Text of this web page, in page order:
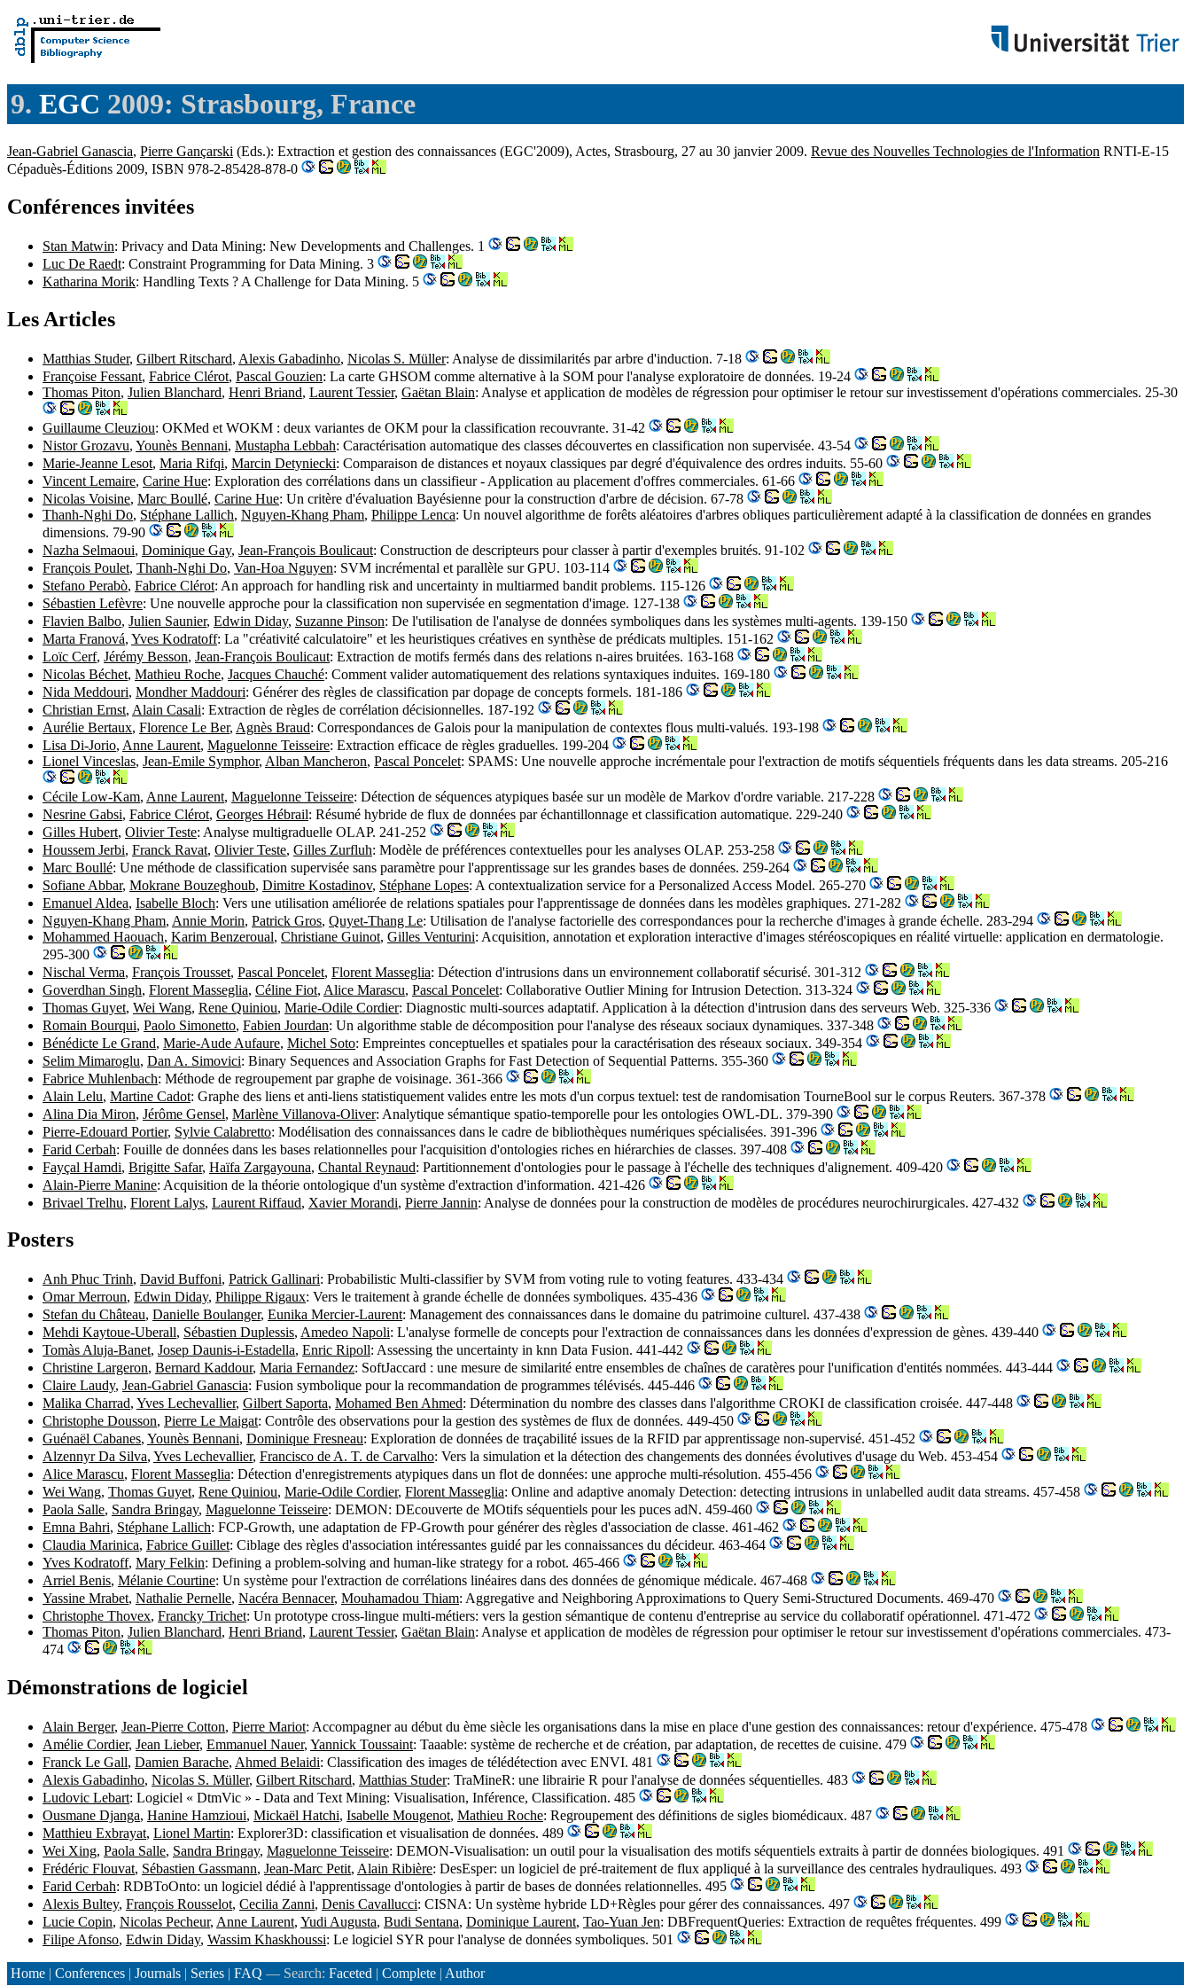
9. EGC 2009: Strasbourg, France
Jean-Gabriel Ganascia, Pierre Gançarski (Eds.): Extraction et gestion des connaissances (EGC'2009), Actes, Strasbourg, 27 au 30 janvier 2009. Revue des Nouvelles Technologies de l'Information RNTI-E-15
Cépaduès-Éditions 2009, ISBN 978-2-85428-878-0
Conférences invitées
Stan Matwin: Privacy and Data Mining: New Developments and Challenges. 1
Luc De Raedt: Constraint Programming for Data Mining. 3
Katharina Morik: Handling Texts ? A Challenge for Data Mining. 5
Les Articles
Matthias Studer, Gilbert Ritschard, Alexis Gabadinho, Nicolas S. Müller: Analyse de dissimilarités par arbre d'induction. 7-18
Françoise Fessant, Fabrice Clérot, Pascal Gouzien: La carte GHSOM comme alternative à la SOM pour l'analyse exploratoire de données. 19-24
Thomas Piton, Julien Blanchard, Henri Briand, Laurent Tessier, Gaëtan Blain: Analyse et application de modèles de régression pour optimiser le retour sur investissement d'opérations commerciales. 25-30
Guillaume Cleuziou: OKMed et WOKM : deux variantes de OKM pour la classification recouvrante. 31-42
Nistor Grozavu, Younès Bennani, Mustapha Lebbah: Caractérisation automatique des classes découvertes en classification non supervisée. 43-54
Marie-Jeanne Lesot, Maria Rifqi, Marcin Detyniecki: Comparaison de distances et noyaux classiques par degré d'équivalence des ordres induits. 55-60
Vincent Lemaire, Carine Hue: Exploration des corrélations dans un classifieur - Application au placement d'offres commerciales. 61-66
Nicolas Voisine, Marc Boullé, Carine Hue: Un critère d'évaluation Bayésienne pour la construction d'arbre de décision. 67-78
Thanh-Nghi Do, Stéphane Lallich, Nguyen-Khang Pham, Philippe Lenca: Un nouvel algorithme de forêts aléatoires d'arbres obliques particulièrement adapté à la classification de données en grandes
dimensions. 79-90
Nazha Selmaoui, Dominique Gay, Jean-François Boulicaut: Construction de descripteurs pour classer à partir d'exemples bruités. 91-102
François Poulet, Thanh-Nghi Do, Van-Hoa Nguyen: SVM incrémental et parallèle sur GPU. 103-114
Stefano Perabò, Fabrice Clérot: An approach for handling risk and uncertainty in multiarmed bandit problems. 115-126
Sébastien Lefèvre: Une nouvelle approche pour la classification non supervisée en segmentation d'image. 127-138
Flavien Balbo, Julien Saunier, Edwin Diday, Suzanne Pinson: De l'utilisation de l'analyse de données symboliques dans les systèmes multi-agents. 139-150
Marta Franová, Yves Kodratoff: La "créativité calculatoire" et les heuristiques créatives en synthèse de prédicats multiples. 151-162
Loïc Cerf, Jérémy Besson, Jean-François Boulicaut: Extraction de motifs fermés dans des relations n-aires bruitées. 163-168
Nicolas Béchet, Mathieu Roche, Jacques Chauché: Comment valider automatiquement des relations syntaxiques induites. 169-180
Nida Meddouri, Mondher Maddouri: Générer des règles de classification par dopage de concepts formels. 181-186
Christian Ernst, Alain Casali: Extraction de règles de corrélation décisionnelles. 187-192
Aurélie Bertaux, Florence Le Ber, Agnès Braud: Correspondances de Galois pour la manipulation de contextes flous multi-valués. 193-198
Lisa Di-Jorio, Anne Laurent, Maguelonne Teisseire: Extraction efficace de règles graduelles. 199-204
Lionel Vinceslas, Jean-Emile Symphor, Alban Mancheron, Pascal Poncelet: SPAMS: Une nouvelle approche incrémentale pour l'extraction de motifs séquentiels fréquents dans les data streams. 205-216
Cécile Low-Kam, Anne Laurent, Maguelonne Teisseire: Détection de séquences atypiques basée sur un modèle de Markov d'ordre variable. 217-228
Nesrine Gabsi, Fabrice Clérot, Georges Hébrail: Résumé hybride de flux de données par échantillonnage et classification automatique. 229-240
Gilles Hubert, Olivier Teste: Analyse multigraduelle OLAP. 241-252
Houssem Jerbi, Franck Ravat, Olivier Teste, Gilles Zurfluh: Modèle de préférences contextuelles pour les analyses OLAP. 253-258
Marc Boullé: Une méthode de classification supervisée sans paramètre pour l'apprentissage sur les grandes bases de données. 259-264
Sofiane Abbar, Mokrane Bouzeghoub, Dimitre Kostadinov, Stéphane Lopes: A contextualization service for a Personalized Access Model. 265-270
Emanuel Aldea, Isabelle Bloch: Vers une utilisation améliorée de relations spatiales pour l'apprentissage de données dans les modèles graphiques. 271-282
Nguyen-Khang Pham, Annie Morin, Patrick Gros, Quyet-Thang Le: Utilisation de l'analyse factorielle des correspondances pour la recherche d'images à grande échelle. 283-294
Mohammed Haouach, Karim Benzeroual, Christiane Guinot, Gilles Venturini: Acquisition, annotation et exploration interactive d'images stéréoscopiques en réalité virtuelle: application en dermatologie.
295-300
Nischal Verma, François Trousset, Pascal Poncelet, Florent Masseglia: Détection d'intrusions dans un environnement collaboratif sécurisé. 301-312
Goverdhan Singh, Florent Masseglia, Céline Fiot, Alice Marascu, Pascal Poncelet: Collaborative Outlier Mining for Intrusion Detection. 313-324
Thomas Guyet, Wei Wang, Rene Quiniou, Marie-Odile Cordier: Diagnostic multi-sources adaptatif. Application à la détection d'intrusion dans des serveurs Web. 325-336
Romain Bourqui, Paolo Simonetto, Fabien Jourdan: Un algorithme stable de décomposition pour l'analyse des réseaux sociaux dynamiques. 337-348
Bénédicte Le Grand, Marie-Aude Aufaure, Michel Soto: Empreintes conceptuelles et spatiales pour la caractérisation des réseaux sociaux. 349-354
Selim Mimaroglu, Dan A. Simovici: Binary Sequences and Association Graphs for Fast Detection of Sequential Patterns. 355-360
Fabrice Muhlenbach: Méthode de regroupement par graphe de voisinage. 361-366
Alain Lelu, Martine Cadot: Graphe des liens et anti-liens statistiquement valides entre les mots d'un corpus textuel: test de randomisation TourneBool sur le corpus Reuters. 367-378
Alina Dia Miron, Jérôme Gensel, Marlène Villanova-Oliver: Analytique sémantique spatio-temporelle pour les ontologies OWL-DL. 379-390
Pierre-Edouard Portier, Sylvie Calabretto: Modélisation des connaissances dans le cadre de bibliothèques numériques spécialisées. 391-396
Farid Cerbah: Fouille de données dans les bases relationnelles pour l'acquisition d'ontologies riches en hiérarchies de classes. 397-408
Fayçal Hamdi, Brigitte Safar, Haïfa Zargayouna, Chantal Reynaud: Partitionnement d'ontologies pour le passage à l'échelle des techniques d'alignement. 409-420
Alain-Pierre Manine: Acquisition de la théorie ontologique d'un système d'extraction d'information. 421-426
Brivael Trelhu, Florent Lalys, Laurent Riffaud, Xavier Morandi, Pierre Jannin: Analyse de données pour la construction de modèles de procédures neurochirurgicales. 427-432
Posters
Anh Phuc Trinh, David Buffoni, Patrick Gallinari: Probabilistic Multi-classifier by SVM from voting rule to voting features. 433-434
Omar Merroun, Edwin Diday, Philippe Rigaux: Vers le traitement à grande échelle de données symboliques. 435-436
Stefan du Château, Danielle Boulanger, Eunika Mercier-Laurent: Management des connaissances dans le domaine du patrimoine culturel. 437-438
Mehdi Kaytoue-Uberall, Sébastien Duplessis, Amedeo Napoli: L'analyse formelle de concepts pour l'extraction de connaissances dans les données d'expression de gènes. 439-440
Tomàs Aluja-Banet, Josep Daunis-i-Estadella, Enric Ripoll: Assessing the uncertainty in knn Data Fusion. 441-442
Christine Largeron, Bernard Kaddour, Maria Fernandez: SoftJaccard : une mesure de similarité entre ensembles de chaînes de caratères pour l'unification d'entités nommées. 443-444
Claire Laudy, Jean-Gabriel Ganascia: Fusion symbolique pour la recommandation de programmes télévisés. 445-446
Malika Charrad, Yves Lechevallier, Gilbert Saporta, Mohamed Ben Ahmed: Détermination du nombre des classes dans l'algorithme CROKI de classification croisée. 447-448
Christophe Dousson, Pierre Le Maigat: Contrôle des observations pour la gestion des systèmes de flux de données. 449-450
Guénaël Cabanes, Younès Bennani, Dominique Fresneau: Exploration de données de traçabilité issues de la RFID par apprentissage non-supervisé. 451-452
Alzennyr Da Silva, Yves Lechevallier, Francisco de A. T. de Carvalho: Vers la simulation et la détection des changements des données évolutives d'usage du Web. 453-454
Alice Marascu, Florent Masseglia: Détection d'enregistrements atypiques dans un flot de données: une approche multi-résolution. 455-456
Wei Wang, Thomas Guyet, Rene Quiniou, Marie-Odile Cordier, Florent Masseglia: Online and adaptive anomaly Detection: detecting intrusions in unlabelled audit data streams. 457-458
Paola Salle, Sandra Bringay, Maguelonne Teisseire: DEMON: DEcouverte de MOtifs séquentiels pour les puces adN. 459-460
Emna Bahri, Stéphane Lallich: FCP-Growth, une adaptation de FP-Growth pour générer des règles d'association de classe. 461-462
Claudia Marinica, Fabrice Guillet: Ciblage des règles d'association intéressantes guidé par les connaissances du décideur. 463-464
Yves Kodratoff, Mary Felkin: Defining a problem-solving and human-like strategy for a robot. 465-466
Arriel Benis, Mélanie Courtine: Un système pour l'extraction de corrélations linéaires dans des données de génomique médicale. 467-468
Yassine Mrabet, Nathalie Pernelle, Nacéra Bennacer, Mouhamadou Thiam: Aggregative and Neighboring Approximations to Query Semi-Structured Documents. 469-470
Christophe Thovex, Francky Trichet: Un prototype cross-lingue multi-métiers: vers la gestion sémantique de contenu d'entreprise au service du collaboratif opérationnel. 471-472
Thomas Piton, Julien Blanchard, Henri Briand, Laurent Tessier, Gaëtan Blain: Analyse et application de modèles de régression pour optimiser le retour sur investissement d'opérations commerciales. 473-
474
Démonstrations de logiciel
Alain Berger, Jean-Pierre Cotton, Pierre Mariot: Accompagner au début du ème siècle les organisations dans la mise en place d'une gestion des connaissances: retour d'expérience. 475-478
Amélie Cordier, Jean Lieber, Emmanuel Nauer, Yannick Toussaint: Taaable: système de recherche et de création, par adaptation, de recettes de cuisine. 479
Franck Le Gall, Damien Barache, Ahmed Belaidi: Classification des images de télédétection avec ENVI. 481
Alexis Gabadinho, Nicolas S. Müller, Gilbert Ritschard, Matthias Studer: TraMineR: une librairie R pour l'analyse de données séquentielles. 483
Ludovic Lebart: Logiciel « DtmVic » - Data and Text Mining: Visualisation, Inférence, Classification. 485
Ousmane Djanga, Hanine Hamzioui, Mickaël Hatchi, Isabelle Mougenot, Mathieu Roche: Regroupement des définitions de sigles biomédicaux. 487
Matthieu Exbrayat, Lionel Martin: Explorer3D: classification et visualisation de données. 489
Wei Xing, Paola Salle, Sandra Bringay, Maguelonne Teisseire: DEMON-Visualisation: un outil pour la visualisation des motifs séquentiels extraits à partir de données biologiques. 491
Frédéric Flouvat, Sébastien Gassmann, Jean-Marc Petit, Alain Ribière: DesEsper: un logiciel de pré-traitement de flux appliqué à la surveillance des centrales hydrauliques. 493
Farid Cerbah: RDBToOnto: un logiciel dédié à l'apprentissage d'ontologies à partir de bases de données relationnelles. 495
Alexis Bultey, François Rousselot, Cecilia Zanni, Denis Cavallucci: CISNA: Un système hybride LD+Règles pour gérer des connaissances. 497
Lucie Copin, Nicolas Pecheur, Anne Laurent, Yudi Augusta, Budi Sentana, Dominique Laurent, Tao-Yuan Jen: DBFrequentQueries: Extraction de requêtes fréquentes. 499
Filipe Afonso, Edwin Diday, Wassim Khaskhoussi: Le logiciel SYR pour l'analyse de données symboliques. 501
Home | Conferences | Journals | Series | FAQ — Search: Faceted | Complete | Author